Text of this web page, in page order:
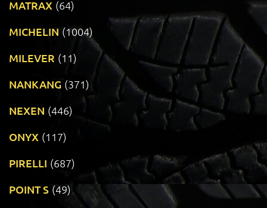
MATRAX (64)
MICHELIN (1004)
MILEVER (11)
NANKANG (371)
NEXEN (446)
ONYX (117)
PIRELLI (687)
POINT S (49)